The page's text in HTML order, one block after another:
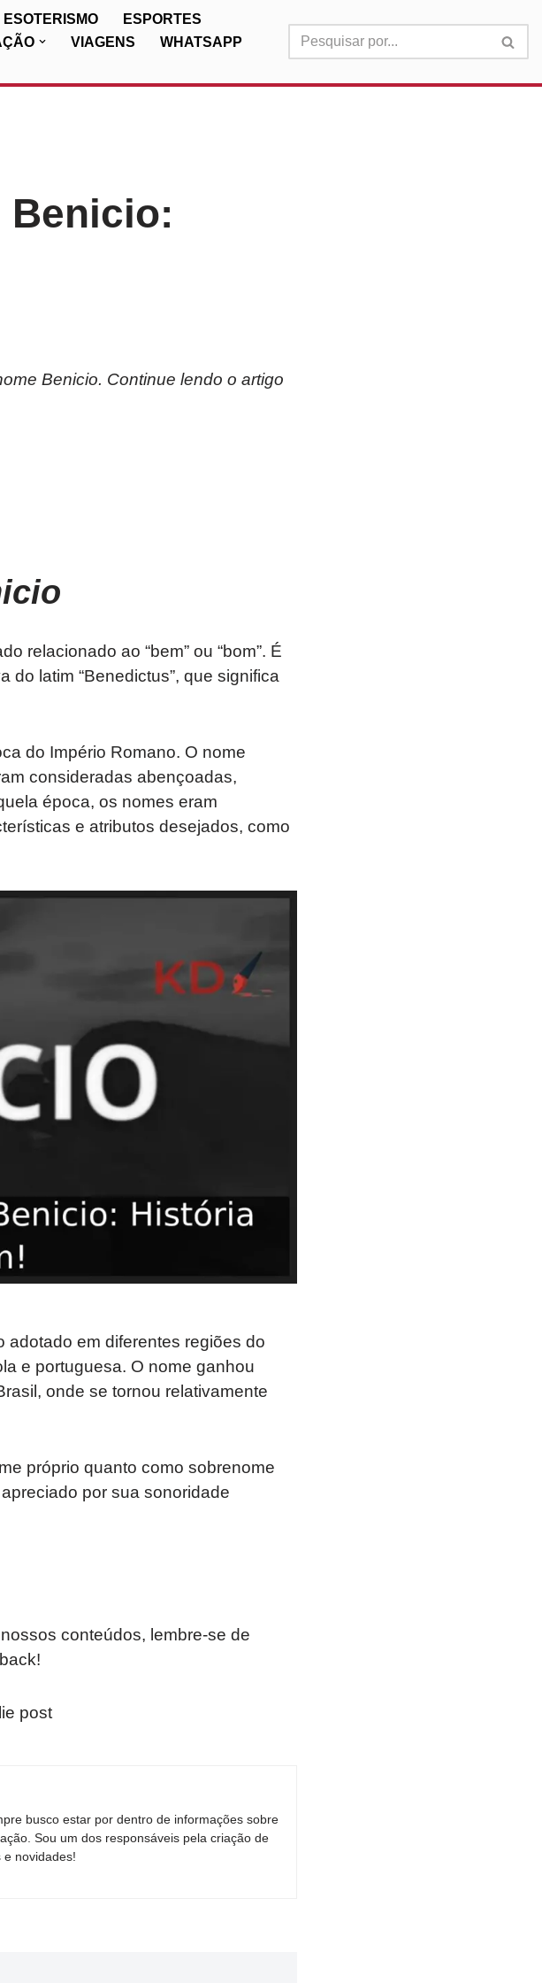
ESOTERISMO
ESPORTES
VIAGENS
WHATSAPP
Benicio:
Benicio. Continue lendo o artigo
relacionado ao “bem” ou “bom”. É
latim “Benedictus”, que significa
do Império Romano. O nome
consideradas abençoadas,
época, os nomes eram
e atributos desejados, como
em diferentes regiões do
e portuguesa. O nome ganhou
onde se tornou relativamente
próprio quanto como sobrenome
por sua sonoridade
conteúdos, lembre-se de
post
busco estar por dentro de informações sobre
Sou um dos responsáveis pela criação de
e novidades!